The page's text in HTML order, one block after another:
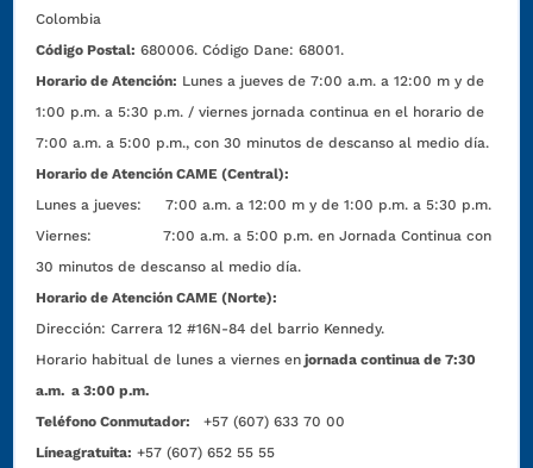
Colombia
Código Postal: 680006. Código Dane: 68001.
Horario de Atención: Lunes a jueves de 7:00 a.m. a 12:00 m y de
1:00 p.m. a 5:30 p.m. / viernes jornada continua en el horario de
7:00 a.m. a 5:00 p.m., con 30 minutos de descanso al medio día.
Horario de Atención CAME (Central):
Lunes a jueves: 7:00 a.m. a 12:00 m y de 1:00 p.m. a 5:30 p.m.
Viernes: 7:00 a.m. a 5:00 p.m. en Jornada Continua con
30 minutos de descanso al medio día.
Horario de Atención CAME (Norte):
Dirección:Carrera 12 #16N-84 del barrio Kennedy.
Horario habitual de lunes a viernes en jornada continua de 7:30
a.m. a 3:00 p.m.
Teléfono Conmutador:
+57 (607) 633 70 00
Líneagratuita: +57 (607) 652 55 55